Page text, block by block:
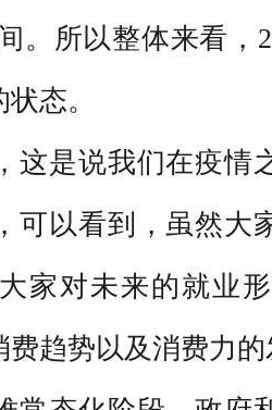
。所以整体来看，
态。
是说我们在疫情
可以看到，虽然大
家对未来的就业
费趋势以及消费力